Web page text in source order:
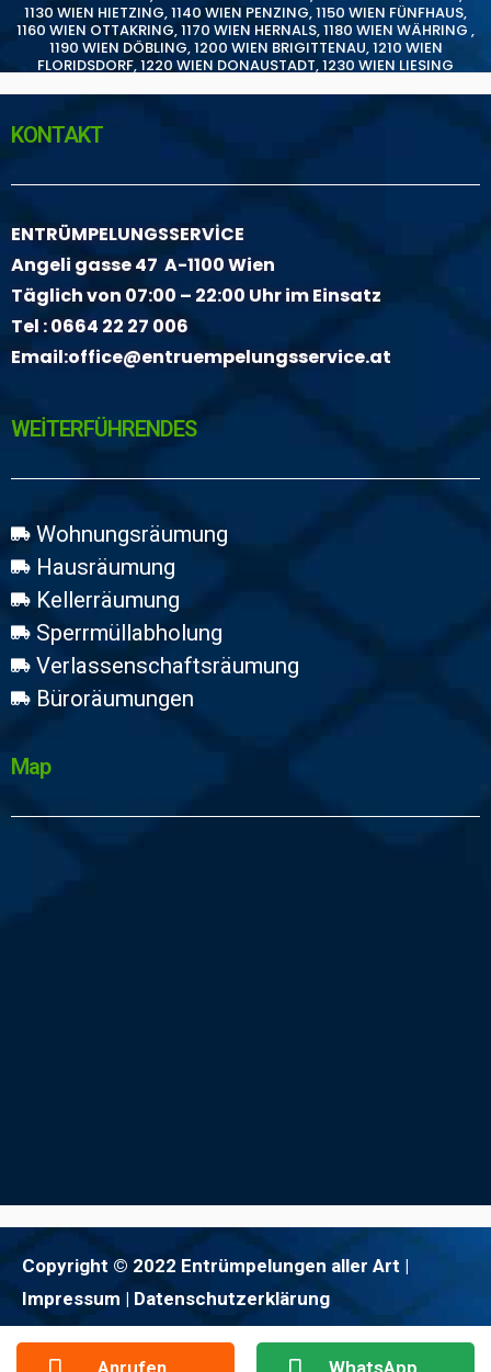
1130 WIEN HIETZING,1140 WIEN PENZING,1150 WIEN FÜNFHAUS,
1160 WIEN OTTAKRING,1170 WIEN HERNALS,1180 WIEN WÄHRING ,
1190 WIEN DÖBLING,1200 WIEN BRIGITTENAU,1210 WIEN
FLORIDSDORF,1220 WIEN DONAUSTADT,1230 WIEN LIESING
KONTAKT
ENTRÜMPELUNGSSERVİCE
Angeli gasse 47 A-1100 Wien
Täglich von 07:00 – 22:00 Uhr im Einsatz
Tel :0664 22 27 006
Email:office@entruempelungsservice.at
WEİTERFÜHRENDES
Wohnungsräumung
Hausräumung
Kellerräumung
Sperrmüllabholung
Verlassenschaftsräumung
Büroräumungen
Map
Copyright © 2022 Entrümpelungen aller Art |
Impressum | Datenschutzerklärung
Anrufen WhatsApp